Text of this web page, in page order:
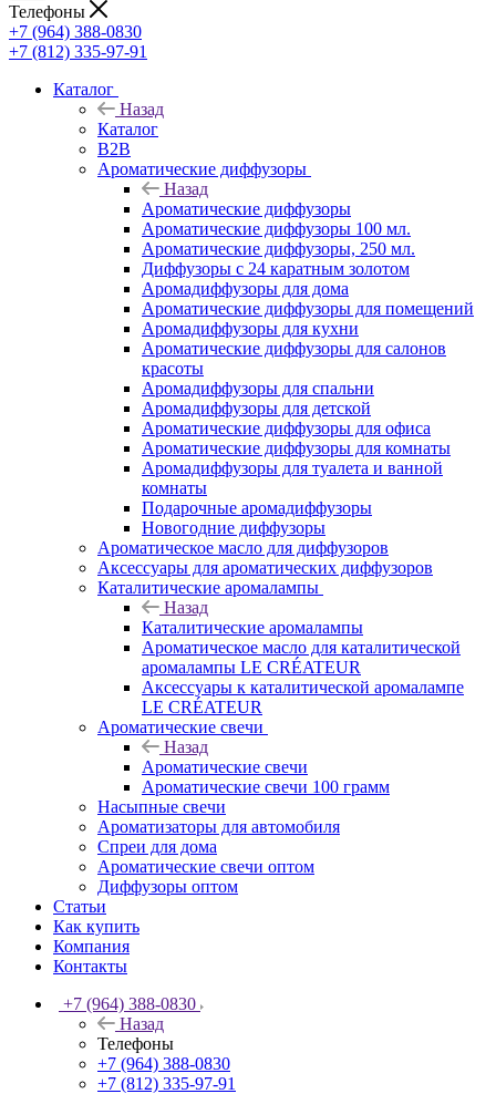
Телефоны
+7 (964) 388-0830
+7 (812) 335-97-91
Каталог
Назад
Каталог
B2B
Ароматические диффузоры
Назад
Ароматические диффузоры
Ароматические диффузоры 100 мл.
Ароматические диффузоры, 250 мл.
Диффузоры с 24 каратным золотом
Аромадиффузоры для дома
Ароматические диффузоры для помещений
Аромадиффузоры для кухни
Ароматические диффузоры для салонов
красоты
Аромадиффузоры для спальни
Аромадиффузоры для детской
Ароматические диффузоры для офиса
Ароматические диффузоры для комнаты
Аромадиффузоры для туалета и ванной
комнаты
Подарочные аромадиффузоры
Новогодние диффузоры
Ароматическое масло для диффузоров
Аксессуары для ароматических диффузоров
Каталитические аромалампы
Назад
Каталитические аромалампы
Ароматическое масло для каталитической
аромалампы LE CRÉATEUR
Аксессуары к каталитической аромалампе
LE CRÉATEUR
Ароматические свечи
Назад
Ароматические свечи
Ароматические свечи 100 грамм
Насыпные свечи
Ароматизаторы для автомобиля
Спреи для дома
Ароматические свечи оптом
Диффузоры оптом
Статьи
Как купить
Компания
Контакты
+7 (964) 388-0830
Назад
Телефоны
+7 (964) 388-0830
+7 (812) 335-97-91